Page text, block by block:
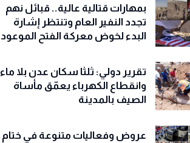
بمهارات قتالية عالية.. قبائل نهم
تجدد النفير العام وتنتظر إشارة
البدء لخوض معركة الفتح الموعود
تقرير دولي: ثلثا سكان عدن بلا ماء
وانقطاع الكهرباء يعمّق مأساة
الصيف بالمدينة
عروض وفعاليات متنوعة في ختام